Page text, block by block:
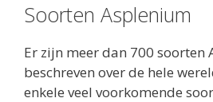
Soorten Asplenium
Er zijn meer dan 700 soorten
beschreven over de hele
enkele veel voorkomende